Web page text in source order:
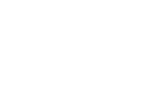
en las
Puedes ponerte en contacto